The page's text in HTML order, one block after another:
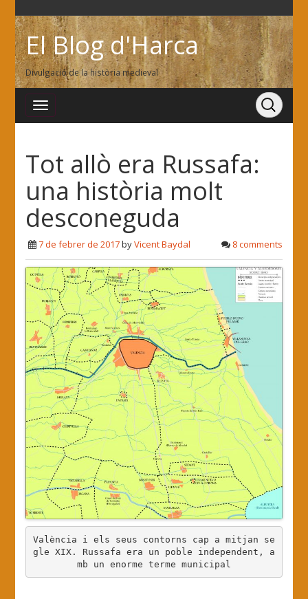
El Blog d'Harca
Divulgació de la història medieval
Tot allò era Russafa:
una història molt
desconeguda
7 de febrer de 2017byVicent Baydal 8 comments
València i els seus contorns cap a mitjan se
gle XIX. Russafa era un poble independent, a
mb un enorme terme municipal